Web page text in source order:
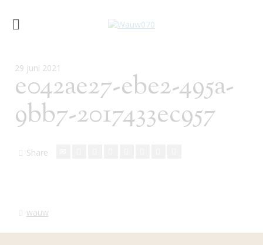
29 juni 2021
e042ae27-ebe2-495a-
9bb7-2017433ec957
Share
wauw